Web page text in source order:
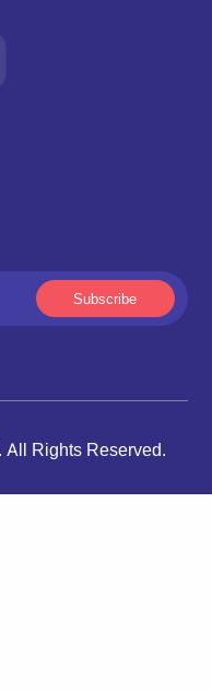
Rights Reserved.